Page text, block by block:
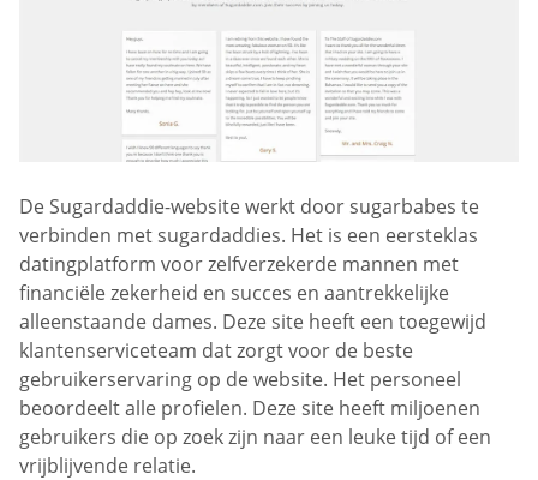
De Sugardaddie-website werkt door sugarbabes te
verbinden met sugardaddies. Het is een eersteklas
datingplatform voor zelfverzekerde mannen met
financiële zekerheid en succes en aantrekkelijke
alleenstaande dames. Deze site heeft een toegewijd
klantenserviceteam dat zorgt voor de beste
gebruikerservaring op de website. Het personeel
beoordeelt alle profielen. Deze site heeft miljoenen
gebruikers die op zoek zijn naar een leuke tijd of een
vrijblijvende relatie.